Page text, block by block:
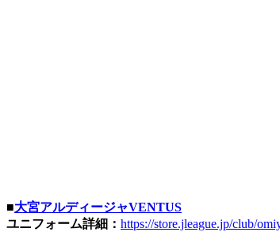
■大宮アルディージャVENTUS
ユニフォーム詳細： https://store.jleague.jp/club/